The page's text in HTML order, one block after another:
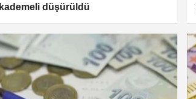
kademeli düşürüldü